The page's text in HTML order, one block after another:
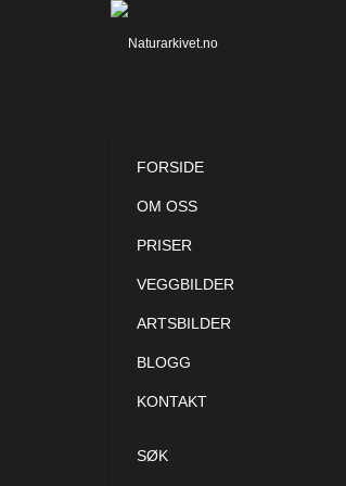
FORSIDE
OM OSS
PRISER
VEGGBILDER
ARTSBILDER
BLOGG
KONTAKT
SØK